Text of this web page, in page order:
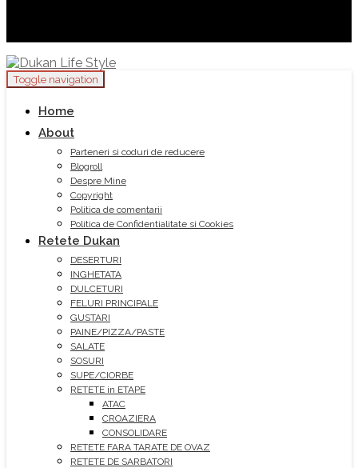
Toggle navigation
Home
About
Parteneri si coduri de reducere
Blogroll
Despre Mine
Copyright
Politica de comentarii
Politica de Confidentialitate si Cookies
Retete Dukan
DESERTURI
INGHETATA
DULCETURI
FELURI PRINCIPALE
GUSTARI
PAINE/PIZZA/PASTE
SALATE
SOSURI
SUPE/CIORBE
RETETE in ETAPE
ATAC
CROAZIERA
CONSOLIDARE
RETETE FARA TARATE DE OVAZ
RETETE DE SARBATORI